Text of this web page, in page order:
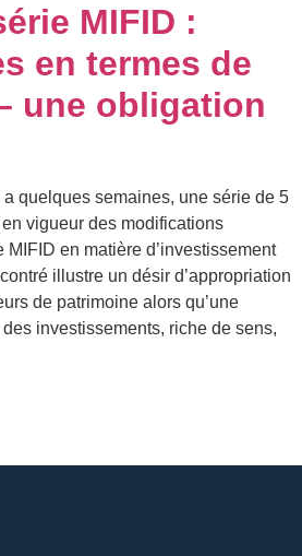
MIFID :
en termes de
une obligation
quelques semaines, une série de 5
vigueur des modifications
en matière d’investissement
illustre un désir d’appropriation
de patrimoine alors qu’une
investissements, riche de sens,